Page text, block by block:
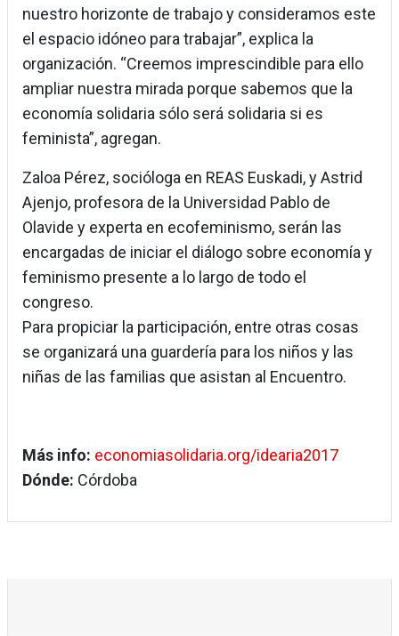
nuestro horizonte de trabajo y consideramos este
el espacio idóneo para trabajar”, explica la
organización. “Creemos imprescindible para ello
ampliar nuestra mirada porque sabemos que la
economía solidaria sólo será solidaria si es
feminista”, agregan.
Zaloa Pérez, socióloga en REAS Euskadi, y Astrid
Ajenjo, profesora de la Universidad Pablo de
Olavide y experta en ecofeminismo, serán las
encargadas de iniciar el diálogo sobre economía y
feminismo presente a lo largo de todo el
congreso.
Para propiciar la participación, entre otras cosas
se organizará una guardería para los niños y las
niñas de las familias que asistan al Encuentro.
Más info: economiasolidaria.org/idearia2017
Dónde: Córdoba